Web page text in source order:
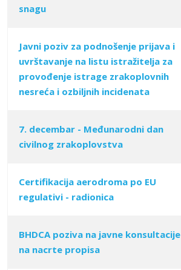
snagu
Javni poziv za podnošenje prijava i
uvrštavanje na listu istražitelja za
provođenje istrage zrakoplovnih
nesreća i ozbilјnih incidenata
7. decembar - Međunarodni dan
civilnog zrakoplovstva
Certifikacija aerodroma po EU
regulativi - radionica
BHDCA poziva na javne konsultacije
na nacrte propisa